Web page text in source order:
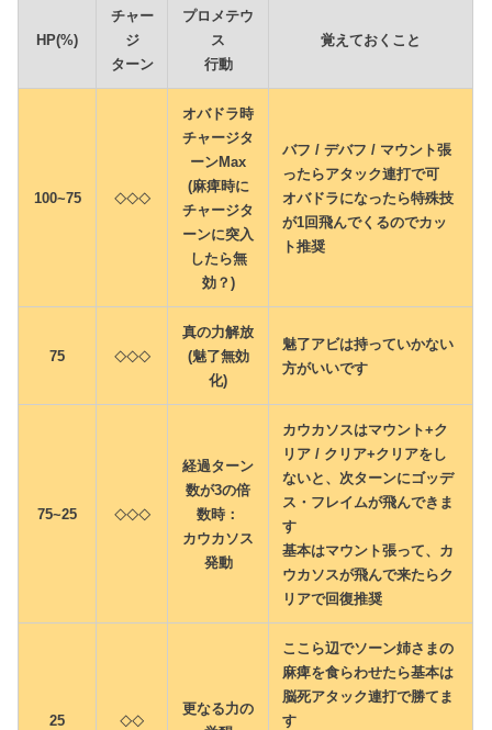
HP(%)
チャー
ジ
ターン
プロメテウ
ス
行動
覚えておくこと
100~75 ◇◇◇
オバドラ時
チャージタ
ーンMax
(麻痺時に
チャージタ
ーンに突入
したら無
効？)
バフ / デバフ / マウント張
ったらアタック連打で可
オバドラになったら特殊技
が1回飛んでくるのでカッ
ト推奨
75 ◇◇◇
真の力解放
(魅了無効
化)
魅了アビは持っていかない
方がいいです
75~25 ◇◇◇
経過ターン
数が3の倍
数時：
カウカソス
発動
カウカソスはマウント+ク
リア / クリア+クリアをし
ないと、次ターンにゴッデ
ス・フレイムが飛んできま
す
基本はマウント張って、カ
ウカソスが飛んで来たらク
リアで回復推奨
25 ◇◇
更なる力の
ここら辺でソーン姉さまの
麻痺を食らわせたら基本は
脳死アタック連打で勝てま
す